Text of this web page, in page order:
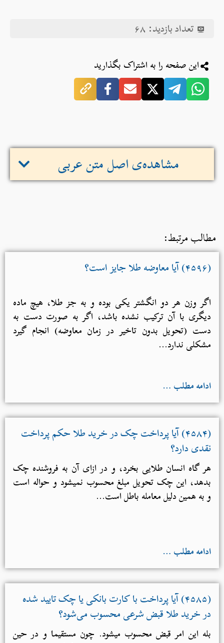
تعداد بازدید: ۶۸
این صفحه را به اشتراک بگذارید
مشاهده‌ی اصل متن عربی
مطالب مرتبط:
(۴۵۹۶) آیا معاوضه طلا جایز است؟
اگر وزن هر دو انگشتر یکی بوده و به جز طلا، هیچ ماده
دیگری با آن ترکیب نشده باشد، اگر به صورت دست به
دست (تحویل بدون تاخیر در زمان معاوضه) انجام گیرد
مشکلی ندارد...
ادامه مطلب …
(۴۵۸۴) آیا پرداخت چک در خرید طلا حکم پرداخت
نقدی دارد؟
هر گاه انسان طلایی بخرد، و در ازای آن به فروشنده چک
بدهد، این چک تحویل مبلغ محسوب نمی­شود و حواله است
و به همین دلیل معامله باطل است...
ادامه مطلب …
(۴۵۸۵) آیا پرداخت با کارت بانکی یا چک تایید شده
در خرید طلا قبض شرعی محسوب می‌شود؟
بله این امر قبض محسوب می­شود. چون مستقیما و در حین